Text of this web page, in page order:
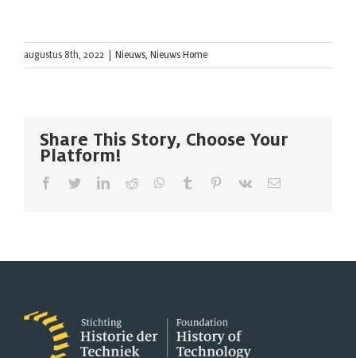
augustus 8th, 2022 Nieuws, Nieuws Home
Share This Story, Choose Your
Platform!
Facebook
TwitterLinkedIn
Reddit Whatsapp
Tumblr Pinterest
Vk Email